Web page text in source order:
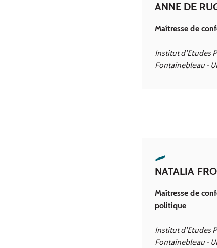
ANNE DE
Maîtresse de
Institut d'Etudes
Fontainebleau -
NATALIA
Maîtresse de
politique
Institut d'Etudes
Fontainebleau -